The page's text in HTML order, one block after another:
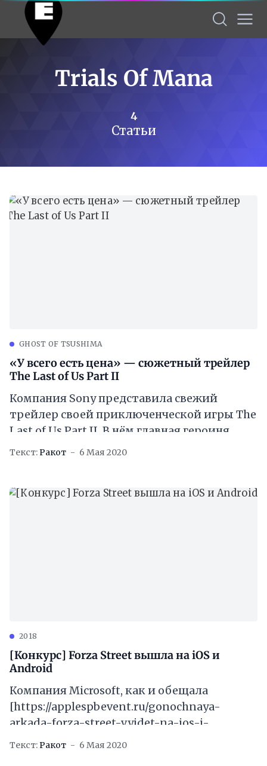
Trials Of Mana
4
Статьи
GHOST OF TSUSHIMA
«У всего есть цена» — сюжетный трейлер
The Last of Us Part II
Компания Sony представила свежий
трейлер своей приключенческой игры The
Last of Us Part II. В нём главная героиня
Элли пытается выжить в мире
Текст:Ракот 6 Мая 2020
2018
[Конкурс] Forza Street вышла на iOS и
Android
Компания Microsoft, как и обещала
[https://applespbevent.ru/gonochnaya-
arkada-forza-street-vyjdet-na-ios-i-
android-5-maya/] , выпустила в App Store и
Текст:Ракот 6 Мая 2020